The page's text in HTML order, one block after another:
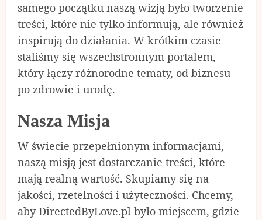
samego początku naszą wizją było tworzenie
treści, które nie tylko informują, ale również
inspirują do działania. W krótkim czasie
staliśmy się wszechstronnym portalem,
który łączy różnorodne tematy, od biznesu
po zdrowie i urodę.
Nasza Misja
W świecie przepełnionym informacjami,
naszą misją jest dostarczanie treści, które
mają realną wartość. Skupiamy się na
jakości, rzetelności i użyteczności. Chcemy,
aby DirectedByLove.pl było miejscem, gdzie